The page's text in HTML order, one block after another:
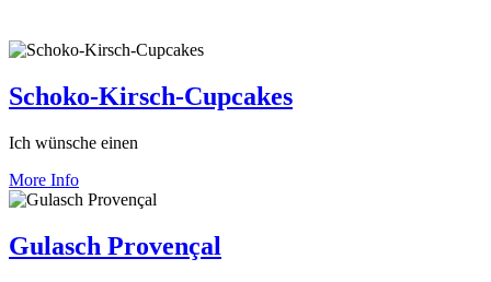
Schoko-Kirsch-Cupcakes
Ich wünsche einen
More Info
Gulasch Provençal